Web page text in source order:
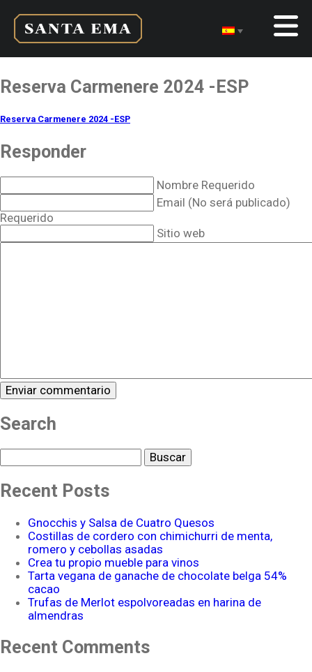
Reserva Carmenere 2024 -ESP
Reserva Carmenere 2024 -ESP
Responder
Nombre Requerido
Email (No será publicado)
Requerido
Sitio web
Search
Recent Posts
Gnocchis y Salsa de Cuatro Quesos
Costillas de cordero con chimichurri de menta,
romero y cebollas asadas
Crea tu propio mueble para vinos
Tarta vegana de ganache de chocolate belga 54%
cacao
Trufas de Merlot espolvoreadas en harina de
almendras
Recent Comments